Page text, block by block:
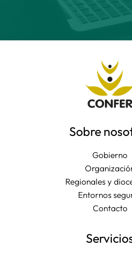
Sobre
Gobierno
Regionales y
Entornos
Contacto